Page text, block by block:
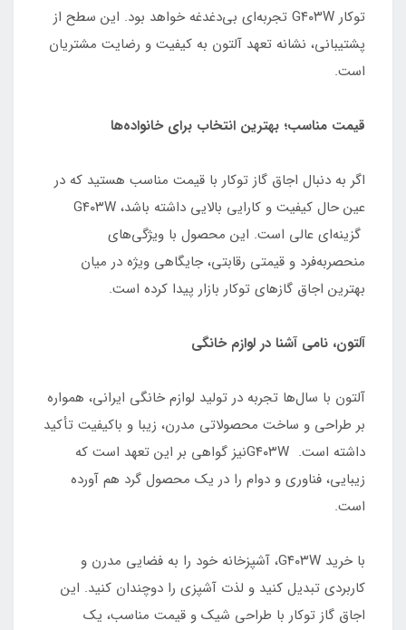
توکار G۴۰۳W تجربه‌ای بی‌دغدغه خواهد بود. این سطح از
پشتیبانی، نشانه تعهد آلتون به کیفیت و رضایت مشتریان
است.
قیمت مناسب؛ بهترین انتخاب برای خانواده‌ها
اگر به دنبال اجاق گاز توکار با قیمت مناسب هستید که در
عین حال کیفیت و کارایی بالایی داشته باشد، G۴۰۳W
گزینه‌ای عالی است. این محصول با ویژگی‌های
منحصر‌به‌فرد و قیمتی رقابتی، جایگاهی ویژه در میان
بهترین اجاق گازهای توکار بازار پیدا کرده است.
آلتون، نامی آشنا در لوازم خانگی
آلتون با سال‌ها تجربه در تولید لوازم خانگی ایرانی، همواره
بر طراحی و ساخت محصولاتی مدرن، زیبا و باکیفیت تأکید
داشته است. G۴۰۳Wنیز گواهی بر این تعهد است که
زیبایی، فناوری و دوام را در یک محصول گرد هم آورده
است.
با خرید G۴۰۳W، آشپزخانه خود را به فضایی مدرن و
کاربردی تبدیل کنید و لذت آشپزی را دوچندان کنید. این
اجاق گاز توکار با طراحی شیک و قیمت مناسب، یک